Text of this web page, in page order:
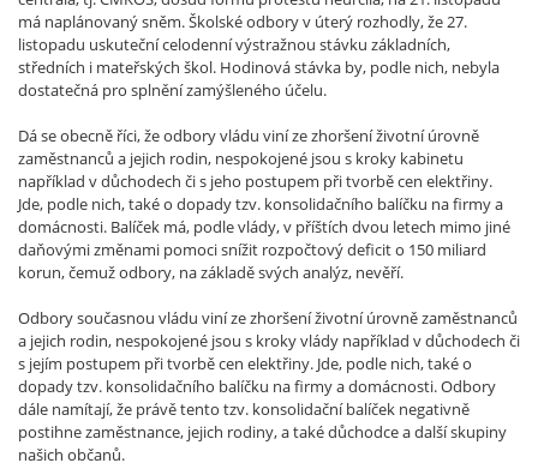
má naplánovaný sněm. Školské odbory v úterý rozhodly, že 27.
listopadu uskuteční celodenní výstražnou stávku základních,
středních i mateřských škol. Hodinová stávka by, podle nich, nebyla
dostatečná pro splnění zamýšleného účelu.
Dá se obecně říci, že odbory vládu viní ze zhoršení životní úrovně
zaměstnanců a jejich rodin, nespokojené jsou s kroky kabinetu
například v důchodech či s jeho postupem při tvorbě cen elektřiny.
Jde, podle nich, také o dopady tzv. konsolidačního balíčku na firmy a
domácnosti. Balíček má, podle vlády, v příštích dvou letech mimo jiné
daňovými změnami pomoci snížit rozpočtový deficit o 150 miliard
korun, čemuž odbory, na základě svých analýz, nevěří.
Odbory současnou vládu viní ze zhoršení životní úrovně zaměstnanců
a jejich rodin, nespokojené jsou s kroky vlády například v důchodech či
s jejím postupem při tvorbě cen elektřiny. Jde, podle nich, také o
dopady tzv. konsolidačního balíčku na firmy a domácnosti. Odbory
dále namítají, že právě tento tzv. konsolidační balíček negativně
postihne zaměstnance, jejich rodiny, a také důchodce a další skupiny
našich občanů.